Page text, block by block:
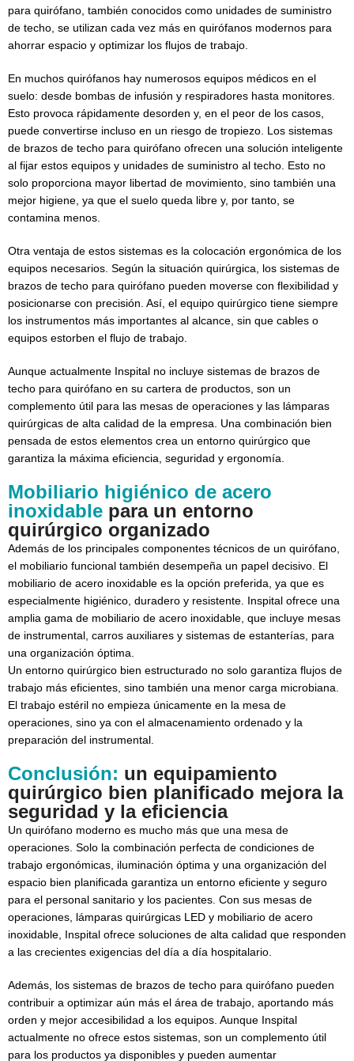
para quirófano, también conocidos como unidades de suministro
de techo, se utilizan cada vez más en quirófanos modernos para
ahorrar espacio y optimizar los flujos de trabajo.
En muchos quirófanos hay numerosos equipos médicos en el
suelo: desde bombas de infusión y respiradores hasta monitores.
Esto provoca rápidamente desorden y, en el peor de los casos,
puede convertirse incluso en un riesgo de tropiezo. Los sistemas
de brazos de techo para quirófano ofrecen una solución inteligente
al fijar estos equipos y unidades de suministro al techo. Esto no
solo proporciona mayor libertad de movimiento, sino también una
mejor higiene, ya que el suelo queda libre y, por tanto, se
contamina menos.
Otra ventaja de estos sistemas es la colocación ergonómica de los
equipos necesarios. Según la situación quirúrgica, los sistemas de
brazos de techo para quirófano pueden moverse con flexibilidad y
posicionarse con precisión. Así, el equipo quirúrgico tiene siempre
los instrumentos más importantes al alcance, sin que cables o
equipos estorben el flujo de trabajo.
Aunque actualmente Inspital no incluye sistemas de brazos de
techo para quirófano en su cartera de productos, son un
complemento útil para las mesas de operaciones y las lámparas
quirúrgicas de alta calidad de la empresa. Una combinación bien
pensada de estos elementos crea un entorno quirúrgico que
garantiza la máxima eficiencia, seguridad y ergonomía.
Mobiliario higiénico de acero
inoxidable para un entorno
quirúrgico organizado
Además de los principales componentes técnicos de un quirófano,
el mobiliario funcional también desempeña un papel decisivo. El
mobiliario de acero inoxidable es la opción preferida, ya que es
especialmente higiénico, duradero y resistente. Inspital ofrece una
amplia gama de mobiliario de acero inoxidable, que incluye mesas
de instrumental, carros auxiliares y sistemas de estanterías, para
una organización óptima.
Un entorno quirúrgico bien estructurado no solo garantiza flujos de
trabajo más eficientes, sino también una menor carga microbiana.
El trabajo estéril no empieza únicamente en la mesa de
operaciones, sino ya con el almacenamiento ordenado y la
preparación del instrumental.
Conclusión: un equipamiento
quirúrgico bien planificado mejora la
seguridad y la eficiencia
Un quirófano moderno es mucho más que una mesa de
operaciones. Solo la combinación perfecta de condiciones de
trabajo ergonómicas, iluminación óptima y una organización del
espacio bien planificada garantiza un entorno eficiente y seguro
para el personal sanitario y los pacientes. Con sus mesas de
operaciones, lámparas quirúrgicas LED y mobiliario de acero
inoxidable, Inspital ofrece soluciones de alta calidad que responden
a las crecientes exigencias del día a día hospitalario.
Además, los sistemas de brazos de techo para quirófano pueden
contribuir a optimizar aún más el área de trabajo, aportando más
orden y mejor accesibilidad a los equipos. Aunque Inspital
actualmente no ofrece estos sistemas, son un complemento útil
para los productos ya disponibles y pueden aumentar